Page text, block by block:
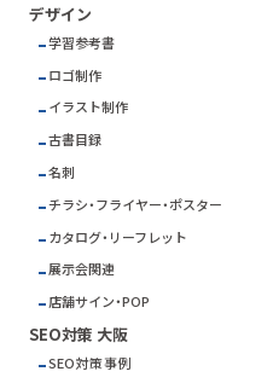
デザイン
学習参考書
ロゴ制作
イラスト制作
古書目録
名刺
チラシ・フライヤー・ポスター
カタログ・リーフレット
展示会関連
店舗サイン・POP
SEO対策 大阪
SEO対策 事例